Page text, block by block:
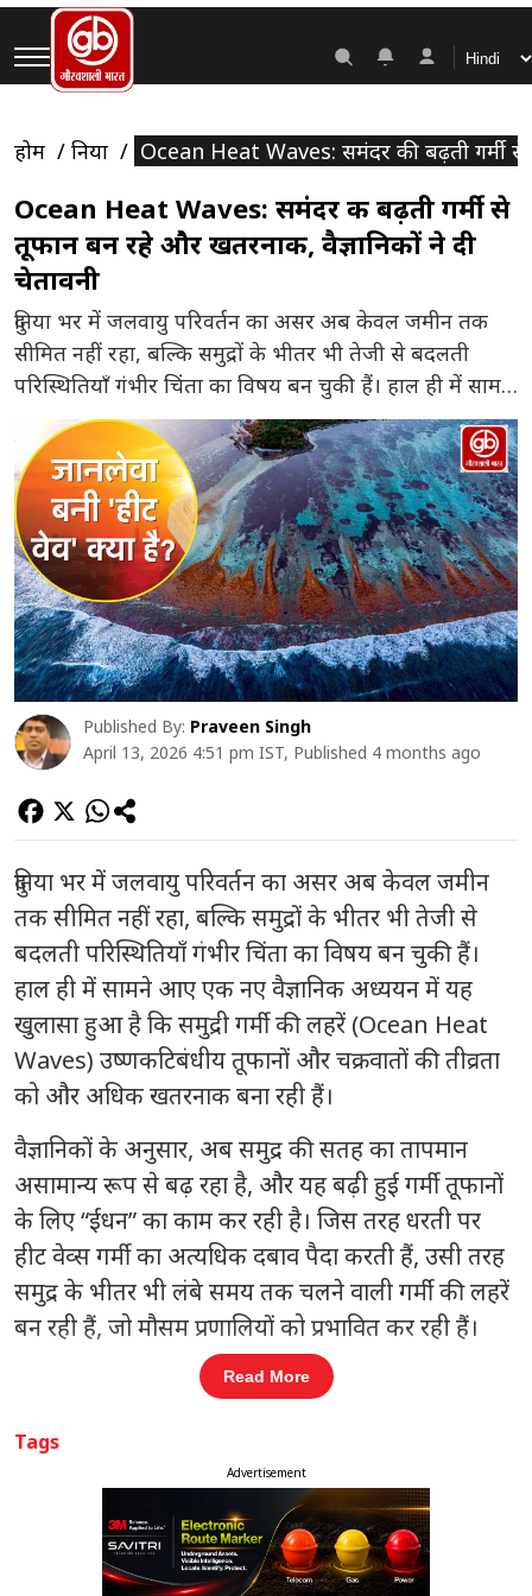
होम दुनिया Ocean Heat Waves: समंदर की बढ़ती गर्मी
Ocean Heat Waves: समंदर की बढ़ती गर्मी से
तूफान बन रहे और खतरनाक, वैज्ञानिकों ने दी
चेतावनी
दुनिया भर में जलवायु परिवर्तन का असर अब केवल जमीन तक
सीमित नहीं रहा, बल्कि समुद्रों के भीतर भी तेजी से बदलती
परिस्थितियाँ गंभीर चिंता का विषय बन चुकी हैं। हाल ही में सामने
आए एक नए वैज्ञानिक अध्ययन में यह खुलासा हुआ है कि समुद्री
गर्मी की लहरें (Ocean Heat Waves) उष्णकटिबंधीय तूफानों
और […]
Published By: Praveen Singh
April 13, 2026 4:51 pm IST, Published 4 months ago
दुनिया भर में जलवायु परिवर्तन का असर अब केवल जमीन
तक सीमित नहीं रहा, बल्कि समुद्रों के भीतर भी तेजी से
बदलती परिस्थितियाँ गंभीर चिंता का विषय बन चुकी हैं।
हाल ही में सामने आए एक नए वैज्ञानिक अध्ययन में यह
खुलासा हुआ है कि समुद्री गर्मी की लहरें (Ocean Heat
Waves) उष्णकटिबंधीय तूफानों और चक्रवातों की तीव्रता
को और अधिक खतरनाक बना रही हैं।
वैज्ञानिकों के अनुसार, अब समुद्र की सतह का तापमान
असामान्य रूप से बढ़ रहा है, और यह बढ़ी हुई गर्मी तूफानों
के लिए “ईंधन” का काम कर रही है। जिस तरह धरती पर
हीट वेव्स गर्मी का अत्यधिक दबाव पैदा करती हैं, उसी तरह
समुद्र के भीतर भी लंबे समय तक चलने वाली गर्मी की लहरें
बन रही हैं, जो मौसम प्रणालियों को प्रभावित कर रही हैं।
की जरूरत: तसलीमा नसरीन
Read More
Tags
Advertisement